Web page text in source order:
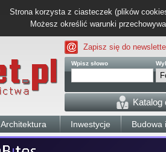
Strona korzysta z ciasteczek (plików
Możesz określić warunki
Zapisz się do
Wpisz słowo
Katalog
Architektura Inwestycje Budowa